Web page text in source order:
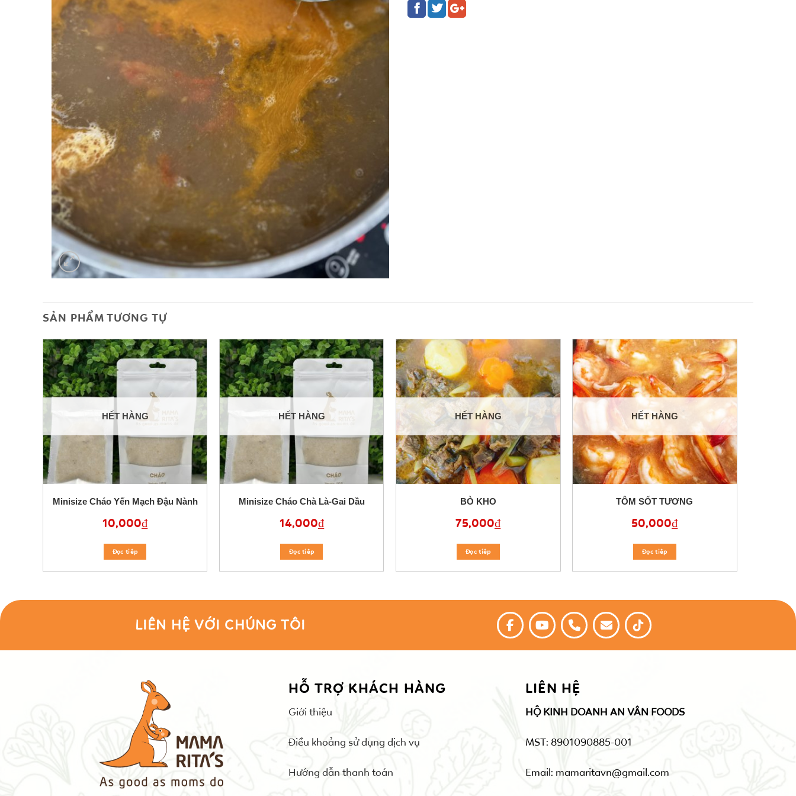
SẢN PHẨM TƯƠNG TỰ
HẾT HÀNG
Minisize Cháo Yến Mạch Đậu Nành
10,000₫
Đọc tiêp
HẾT HÀNG
Minisize Cháo Chà Là-Gai Dầu
14,000₫
Đọc tiêp
HẾT HÀNG
BÒ KHO
75,000₫
Đọc tiêp
HẾT HÀNG
TÔM SỐT TƯƠNG
50,000₫
Đọc tiêp
LIÊN HỆ VỚI CHÚNG TÔI
HỖ TRỢ KHÁCH HÀNG
Giới thiệu
Điều khoảng sử dụng dịch vụ
Hướng dẫn thanh toán
LIÊN HỆ
HỘ KINH DOANH AN VÂN FOODS
MST: 8901090885-001
Email: mamaritavn@gmail.com